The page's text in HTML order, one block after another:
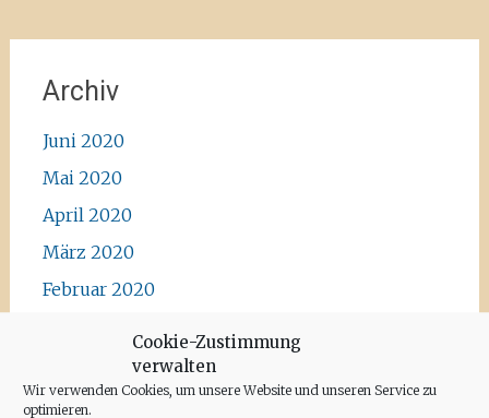
Cookie-Zustimmung
verwalten
Wir verwenden Cookies, um unsere Website und unseren Service zu
optimieren.
Archiv
Juni 2020
Mai 2020
April 2020
März 2020
Februar 2020
Dezember 2019
November 2019